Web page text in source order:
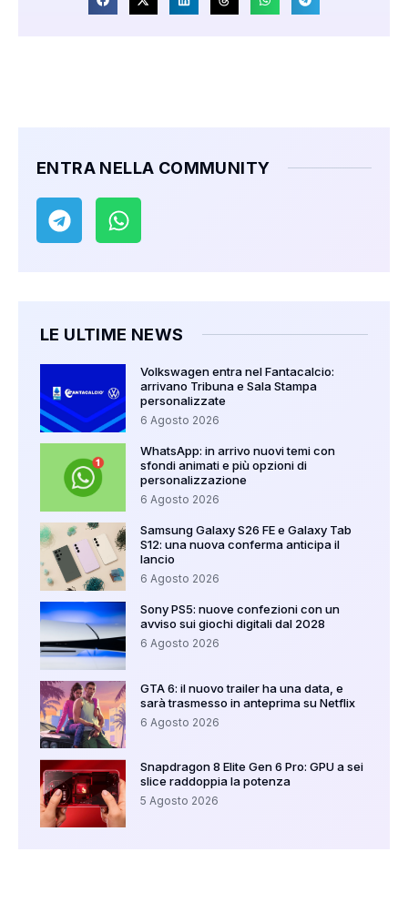
ENTRA NELLA COMMUNITY
LE ULTIME NEWS
Volkswagen entra nel Fantacalcio:
arrivano Tribuna e Sala Stampa
personalizzate
6 Agosto 2026
WhatsApp: in arrivo nuovi temi con
sfondi animati e più opzioni di
personalizzazione
6 Agosto 2026
Samsung Galaxy S26 FE e Galaxy Tab
S12: una nuova conferma anticipa il
lancio
6 Agosto 2026
Sony PS5: nuove confezioni con un
avviso sui giochi digitali dal 2028
6 Agosto 2026
GTA 6: il nuovo trailer ha una data, e
sarà trasmesso in anteprima su Netflix
6 Agosto 2026
Snapdragon 8 Elite Gen 6 Pro: GPU a sei
slice raddoppia la potenza
5 Agosto 2026